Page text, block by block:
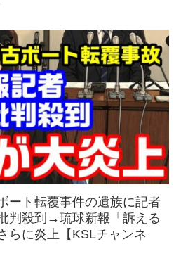
ート転覆事件の遺族に記者
判殺到→琉球新報「訴える
らに炎上【KSLチャンネ